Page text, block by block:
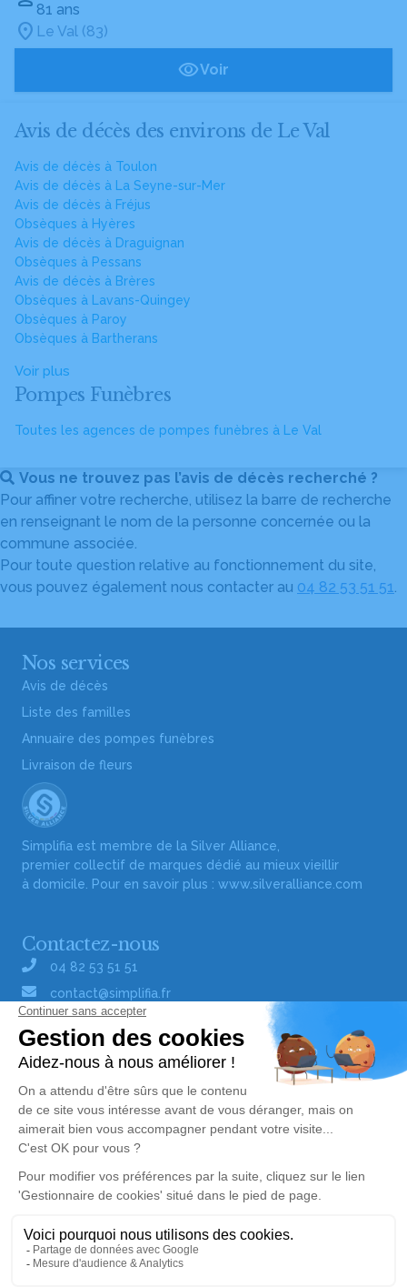
81 ans
Le Val (83)
Voir
Avis de décès des environs de Le Val
Avis de décès à Toulon
Avis de décès à La Seyne-sur-Mer
Avis de décès à Fréjus
Obsèques à Hyères
Avis de décès à Draguignan
Obsèques à Pessans
Avis de décès à Brères
Obsèques à Lavans-Quingey
Obsèques à Paroy
Obsèques à Bartherans
Voir plus
Pompes Funèbres
Toutes les agences de pompes funèbres à Le Val
Vous ne trouvez pas l’avis de décès recherché ?
Pour affiner votre recherche, utilisez la barre de recherche
en renseignant le nom de la personne concernée ou la
commune associée.
Pour toute question relative au fonctionnement du site,
vous pouvez également nous contacter au 04 82 53 51 51.
Nos services
Avis de décès
Liste des familles
Annuaire des pompes funèbres
Livraison de fleurs
Simplifia est membre de la Silver Alliance,
premier collectif de marques dédié au mieux vieillir
à domicile. Pour en savoir plus : www.silveralliance.com
Contactez-nous
04 82 53 51 51
contact@simplifia.fr
Réseaux sociaux
Liens utiles
Publier un avis de décès
Signaler un abus/une erreur
Consultez nos offres d'emploi
Politique de traitement des données